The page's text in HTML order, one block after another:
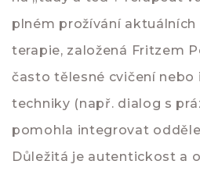
plném prožívání
terapie, založená Fritzem
často tělesné cvičení
techniky (např. dialog s
pomohla integrovat
Důležitá je autentickost a